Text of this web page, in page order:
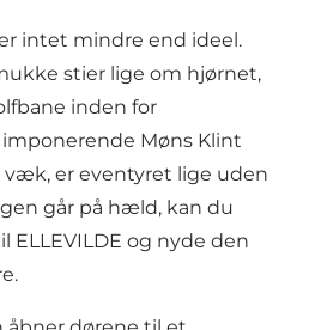
intet mindre end ideel.
stier lige om hjørnet,
inden for
Møns Klint
er eventyret lige uden
går på hæld, kan du
og nyde den